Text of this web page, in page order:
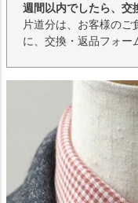
週間以内でしたら、交
片道分は、お客様のご
に、交換・返品フォー